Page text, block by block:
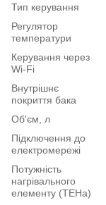
Тип керування
Регулятор
температури
Керування через
Wi-Fi
Внутрішнє
покриття бака
Об'єм, л
Підключення до
електромережі
Потужність
нагрівального
елементу (ТЕНа)